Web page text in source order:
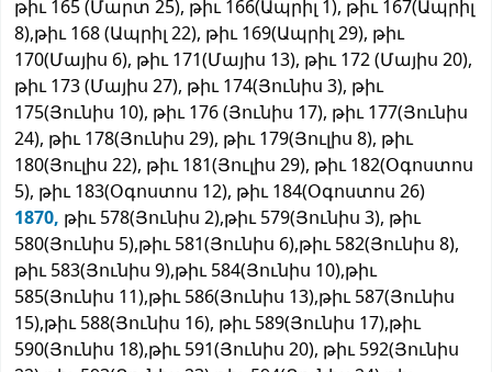
թիւ 165 (Մարտ 25), թիւ 166(Ապրիլ 1), թիւ 167(Ապրիլ
8),թիւ 168 (Ապրիլ 22), թիւ 169(Ապրիլ 29), թիւ
170(Մայիս 6), թիւ 171(Մայիս 13), թիւ 172 (Մայիս 20),
թիւ 173 (Մայիս 27), թիւ 174(Յունիս 3), թիւ
175(Յունիս 10), թիւ 176 (Յունիս 17), թիւ 177(Յունիս
24), թիւ 178(Յունիս 29), թիւ 179(Յուլիս 8), թիւ
180(Յուլիս 22), թիւ 181(Յուլիս 29), թիւ 182(Օգոստոս
5), թիւ 183(Օգոստոս 12), թիւ 184(Օգոստոս 26)
1870, թիւ 578(Յունիս 2),թիւ 579(Յունիս 3), թիւ
580(Յունիս 5),թիւ 581(Յունիս 6),թիւ 582(Յունիս 8),
թիւ 583(Յունիս 9),թիւ 584(Յունիս 10),թիւ
585(Յունիս 11),թիւ 586(Յունիս 13),թիւ 587(Յունիս
15),թիւ 588(Յունիս 16), թիւ 589(Յունիս 17),թիւ
590(Յունիս 18),թիւ 591(Յունիս 20), թիւ 592(Յունիս